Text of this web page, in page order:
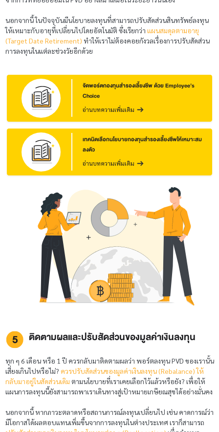
นอกจากนี้ ในปัจจุบันมีนโยบายลงทุนที่สามารถปรับสัดส่วนสินทรัพย์ลงทุน
ให้เหมาะกับอายุที่เปลี่ยนไปโดยอัตโนมัติ ซึ่งเรียกว่า แผนสมดุลตามอายุ
(Target Date Retirement) ทำให้เราไม่ต้องคอยกังวลเรื่องการปรับสัดส่วน
การลงทุนในแต่ละช่วงวัยอีกด้วย
จัดพอร์ตกองทุนสำรองเลี้ยงชีพ ด้วย Employee’s
Choice
อ่านบทความเพิ่มเติม
เทคนิดเลือกนโยบายกองทุนสำรองเลี้ยงซีพให้เหมาะสม
ลงตัว
อ่านบทความเพิ่มเติม
ติดตามผลและปรับสัดส่วนของมูลค่าเงินลงทุน
ทุก ๆ 6 เดือน หรือ 1 ปี ควรกลับมาติดตามผลว่า พอร์ตลงทุน PVD ของเรานั้น
เสี่ยงเกินไปหรือไม่? ควรปรับสัดส่วนของมูลค่าเงินลงทุน (Rebalance) ให้
กลับมาอยู่ในสัดส่วนเดิม ตามนโยบายที่เราเคยเลือกไว้แล้วหรือยัง? เพื่อให้
แผนการลงทุนนี้ยังสามารถพาเราเดินทางสู่เป้าหมายเกษียณสุขได้อย่างมั่นคง
นอกจากนี้ หากภาวะตลาดหรือสถานการณ์ลงทุนเปลี่ยนไป เช่น คาดการณ์ว่า
มีโอกาสได้ผลตอบแทนเพิ่มขึ้นจากการลงทุนในต่างประเทศ เราก็สามารถ